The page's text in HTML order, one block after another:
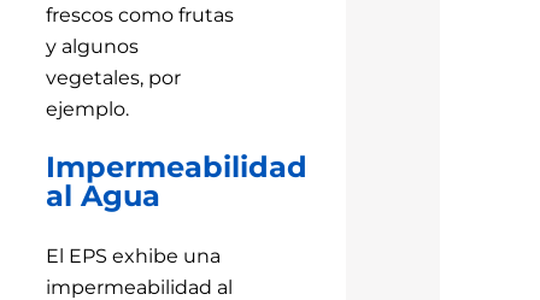
frescos como frutas
y algunos
vegetales, por
ejemplo.
Impermeabilidad
al Agua
El EPS exhibe una
impermeabilidad al